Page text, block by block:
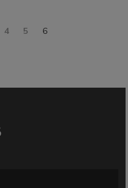
4 5 6